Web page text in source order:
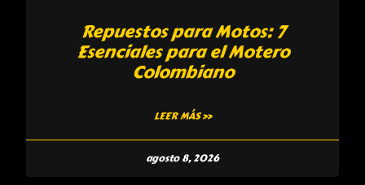
Repuestos para Motos: 7
Esenciales para el Motero
Colombiano
LEER MÁS »
agosto 8, 2026